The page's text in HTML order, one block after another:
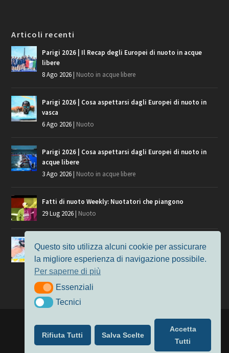
Articoli recenti
Parigi 2026 | Il Recap degli Europei di nuoto in acque
libere
8 Ago 2026 Nuoto in acque libere
Parigi 2026 | Cosa aspettarsi dagli Europei di nuoto in
vasca
6 Ago 2026 Nuoto
Parigi 2026 | Cosa aspettarsi dagli Europei di nuoto in
acque libere
3 Ago 2026 Nuoto in acque libere
Fatti di nuoto Weekly: Nuotatori che piangono
29 Lug 2026 Nuoto
Giochi del Mediterraneo, i convocati del nuoto per
Taranto 2026
9 Lug 2026
Nuoto
| Alimentato da
Nuoto
MasterS Podcast Il Nuoto in Cifre
Privacy & Cookie Policy
Questo sito utilizza alcuni cookie per assicurare
la migliore esperienza di navigazione possibile.
Per saperne di più
EssenzialiEssenziali
TecniciTecnici
Rifiuta Tutti Salva Scelte
Accetta
Tutti